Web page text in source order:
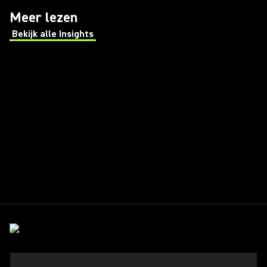
Meer lezen
Bekijk alle Insights
(Opens in a new tab)